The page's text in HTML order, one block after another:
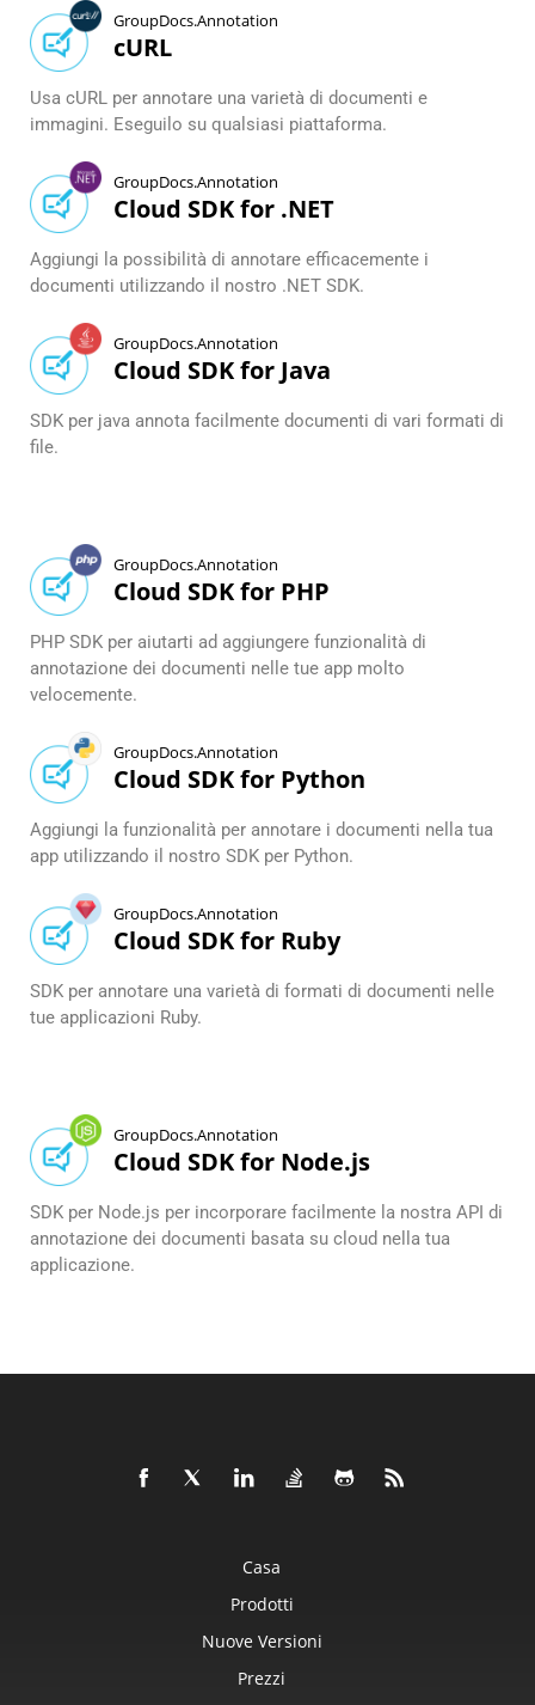
GroupDocs.Annotation
cURL
Usa cURL per annotare una varietà di documenti e
immagini. Eseguilo su qualsiasi piattaforma.
GroupDocs.Annotation
Cloud SDK for .NET
Aggiungi la possibilità di annotare efficacemente i
documenti utilizzando il nostro .NET SDK.
GroupDocs.Annotation
Cloud SDK for Java
SDK per java annota facilmente documenti di vari formati di
file.
GroupDocs.Annotation
Cloud SDK for PHP
PHP SDK per aiutarti ad aggiungere funzionalità di
annotazione dei documenti nelle tue app molto
velocemente.
GroupDocs.Annotation
Cloud SDK for Python
Aggiungi la funzionalità per annotare i documenti nella tua
app utilizzando il nostro SDK per Python.
GroupDocs.Annotation
Cloud SDK for Ruby
SDK per annotare una varietà di formati di documenti nelle
tue applicazioni Ruby.
GroupDocs.Annotation
Cloud SDK for Node.js
SDK per Node.js per incorporare facilmente la nostra API di
annotazione dei documenti basata su cloud nella tua
applicazione.
Casa
Prodotti
Nuove Versioni
Prezzi